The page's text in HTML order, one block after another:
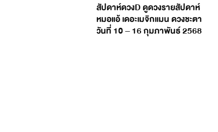
สัปดาห์ดวงD ดูดวงรายสัปดาห์
หมอแอ้ เดอะเมจิกแมน ดวงชะตา
วันที่ 10 – 16 กุมภาพันธ์ 2568